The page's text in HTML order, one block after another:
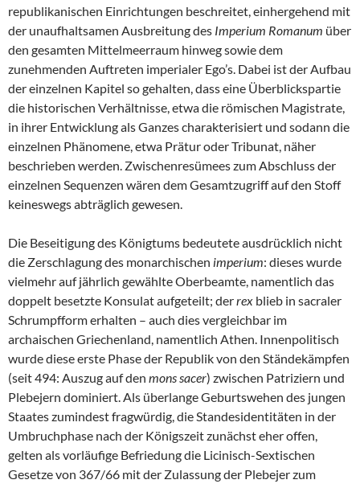
republikanischen Einrichtungen beschreitet, einhergehend mit
der unaufhaltsamen Ausbreitung des Imperium Romanum über
den gesamten Mittelmeerraum hinweg sowie dem
zunehmenden Auftreten imperialer Ego’s. Dabei ist der Aufbau
der einzelnen Kapitel so gehalten, dass eine Überblickspartie
die historischen Verhältnisse, etwa die römischen Magistrate,
in ihrer Entwicklung als Ganzes charakterisiert und sodann die
einzelnen Phänomene, etwa Prätur oder Tribunat, näher
beschrieben werden. Zwischenresümees zum Abschluss der
einzelnen Sequenzen wären dem Gesamtzugriff auf den Stoff
keineswegs abträglich gewesen.
Die Beseitigung des Königtums bedeutete ausdrücklich nicht
die Zerschlagung des monarchischen imperium: dieses wurde
vielmehr auf jährlich gewählte Oberbeamte, namentlich das
doppelt besetzte Konsulat aufgeteilt; derrex blieb in sacraler
Schrumpfform erhalten – auch dies vergleichbar im
archaischen Griechenland, namentlich Athen. Innenpolitisch
wurde diese erste Phase der Republik von den Ständekämpfen
(seit 494: Auszug auf den mons sacer) zwischen Patriziern und
Plebejern dominiert. Als überlange Geburtswehen des jungen
Staates zumindest fragwürdig, die Standesidentitäten in der
Umbruchphase nach der Königszeit zunächst eher offen,
gelten als vorläufige Befriedung die Licinisch-Sextischen
Gesetze von 367/66 mit der Zulassung der Plebejer zum